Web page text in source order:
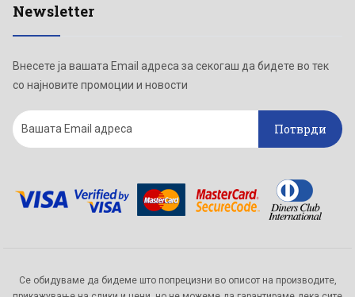
Newsletter
Внесете ја вашата Email адреса за секогаш да бидете во тек
со најновите промоции и новости
Потврди
Се обидуваме да бидеме што попрецизни во описот на производите,